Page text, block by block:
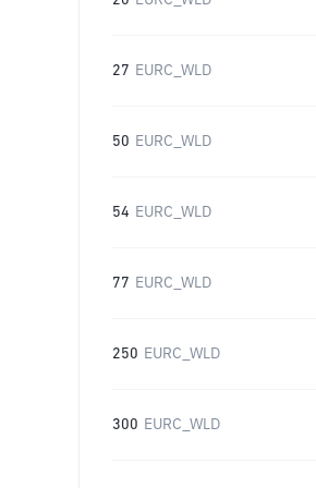
27 EURC_WLD
50 EURC_WLD
54 EURC_WLD
77 EURC_WLD
250 EURC_WLD
300 EURC_WLD